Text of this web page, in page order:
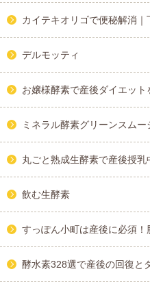
カイテキオリゴで便秘解消
デルモッティ
お嬢様酵素で産後ダイエット
ミネラル酵素グリーンスムー
丸ごと熟成生酵素で産後授乳
飲む生酵素
すっぽん小町は産後に必須！
酵水素328選で産後の回復と